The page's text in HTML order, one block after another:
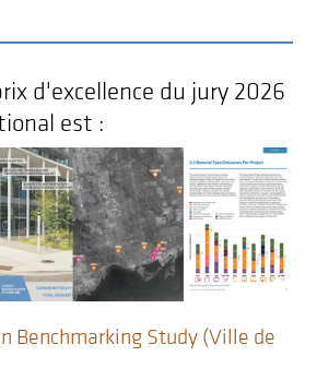
d'excellence du jury 2026
est :
Benchmarking Study (Ville de